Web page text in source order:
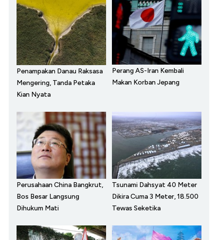
Penampakan Danau Raksasa
Mengering, Tanda Petaka
Kian Nyata
Perang AS-Iran Kembali
Makan Korban Jepang
Perusahaan China Bangkrut,
Bos Besar Langsung
Dihukum Mati
Tsunami Dahsyat 40 Meter
Dikira Cuma 3 Meter, 18.500
Tewas Seketika